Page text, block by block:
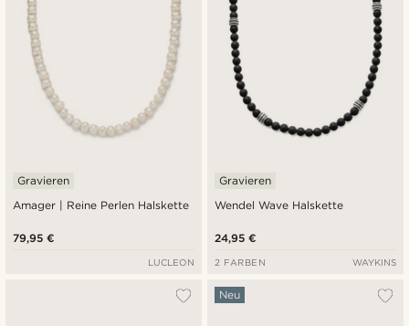
Amager | Reine Perlen Halskette
Gravieren
79,95 €
LUCLEON
Wendel Wave Halskette
Gravieren
24,95 €
2 FARBEN WAYKINS
Neu